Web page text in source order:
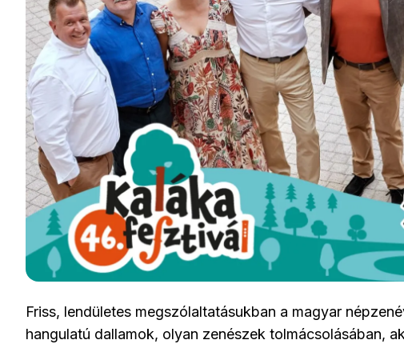
Friss, lendületes megszólaltatásukban a magyar
hangulatú dallamok, olyan zenészek tolmácsolásában,